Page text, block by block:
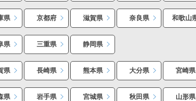
県 京都府 滋賀県 奈良県 和歌山
県 三重県 静岡県
県 長崎県 熊本県 大分県 宮崎県
県 岩手県 宮城県 秋田県 山形県